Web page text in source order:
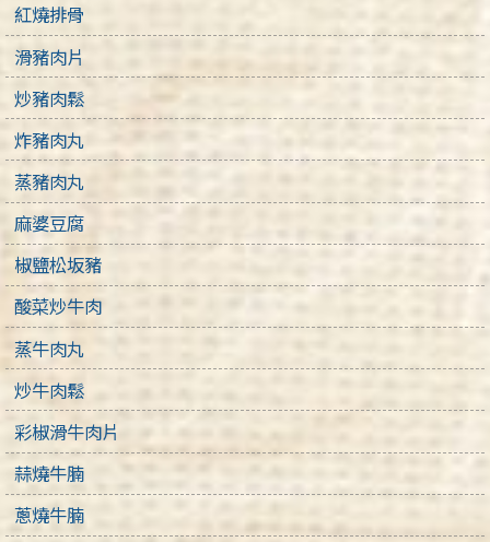
紅燒排骨
滑豬肉片
炒豬肉鬆
炸豬肉丸
蒸豬肉丸
麻婆豆腐
椒鹽松坂豬
酸菜炒牛肉
蒸牛肉丸
炒牛肉鬆
彩椒滑牛肉片
蒜燒牛腩
蔥燒牛腩